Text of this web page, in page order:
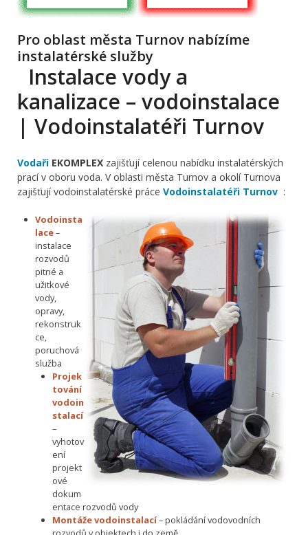
Pro oblast města Turnov nabízíme
instalatérské služby
Instalace vody a
kanalizace – vodoinstalace
| Vodoinstalatéři Turnov
Vodaři EKOMPLEX zajišťují celenou nabídku instalatérských
prací v oboru voda. V oblasti města Turnov a okolí Turnova
zajišťují vodoinstalatérské práce Vodoinstalatéři Turnov :
Vodoinsta
lace–
instalace
rozvodů
pitné a
užitkové
vody,
opravy,
rekonstruk
ce,
poruchová
služba
Projek
tování
vodoin
stalací
–
vyhotov
ení
projekt
ové
dokum
entace rozvodů vody
Montáže vodoinstalací– pokládání vodovodních